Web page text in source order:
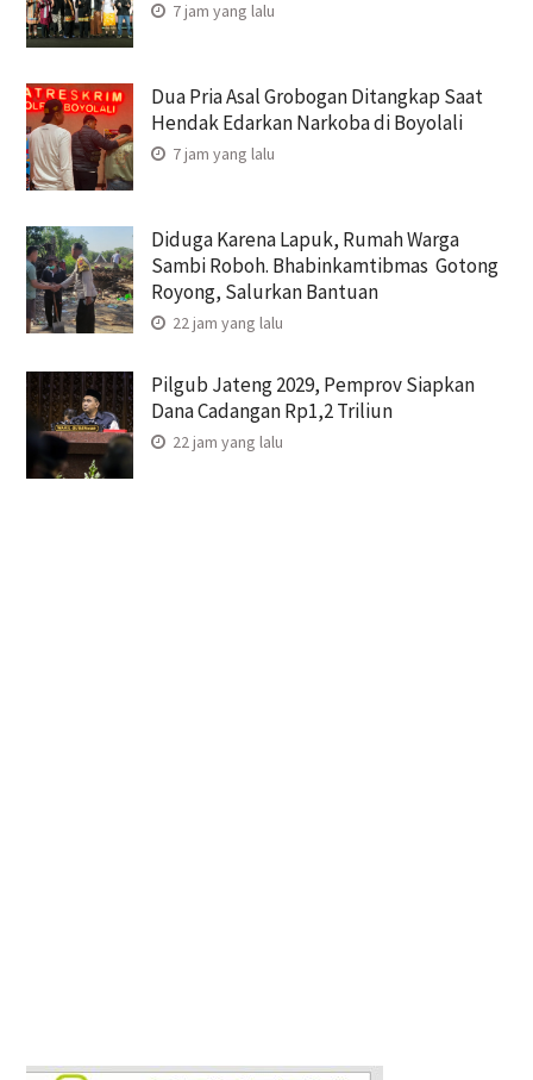
7 jam yang lalu
Dua Pria Asal Grobogan Ditangkap Saat
Hendak Edarkan Narkoba di Boyolali
7 jam yang lalu
Diduga Karena Lapuk, Rumah Warga
Sambi Roboh. Bhabinkamtibmas Gotong
Royong, Salurkan Bantuan
22 jam yang lalu
Pilgub Jateng 2029, Pemprov Siapkan
Dana Cadangan Rp1,2 Triliun
22 jam yang lalu